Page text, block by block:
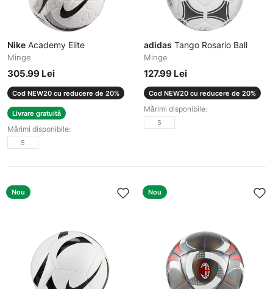
Nike Academy Elite
Minge
305.99 Lei
Cod NEW20 cu reducere de 20%
Livrare gratuită
Mărimi disponibile:
5
adidas Tango Rosario Ball
Minge
127.99 Lei
Cod NEW20 cu reducere de 20%
Mărimi disponibile:
5
Nou Nou